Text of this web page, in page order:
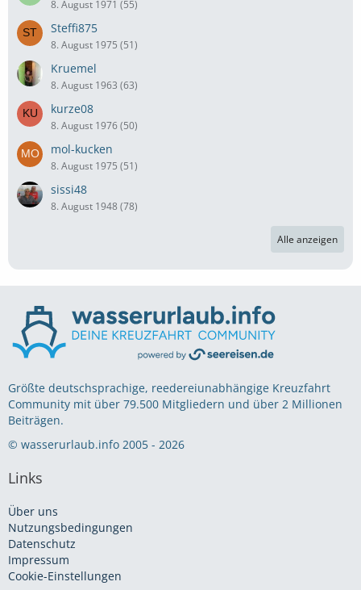
8. August 1971 (55)
Steffi875
8. August 1975 (51)
Kruemel
8. August 1963 (63)
kurze08
8. August 1976 (50)
mol-kucken
8. August 1975 (51)
sissi48
8. August 1948 (78)
Alle anzeigen
Größte deutschsprachige, reedereiunabhängige Kreuzfahrt
Community mit über 79.500 Mitgliedern und über 2 Millionen
Beiträgen.
© wasserurlaub.info 2005 - 2026
Links
Über uns
Nutzungsbedingungen
Datenschutz
Impressum
Cookie-Einstellungen